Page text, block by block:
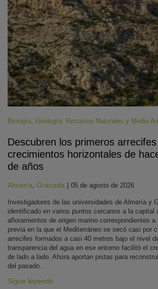
Biología, Geología, Recursos Naturales y Medio
Descubren los primeros
crecimientos horizontales de
de años
Almería, Granada | 05 de agosto de 2026
Investigadores de las universidades de Almería y
identificado en varios puntos cercanos a la capital
afloramientos de origen marino correspondientes
previa en la que el Mediterráneo se secó casi por
arrecifes formados a casi 40 metros bajo el nivel
transparencia del agua en ese entorno facilitó el
de lado a lado. Ahora aportan pistas para
del pasado.
Sigue leyendo